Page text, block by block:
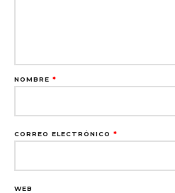
NOMBRE *
CORREO ELECTRÓNICO *
WEB